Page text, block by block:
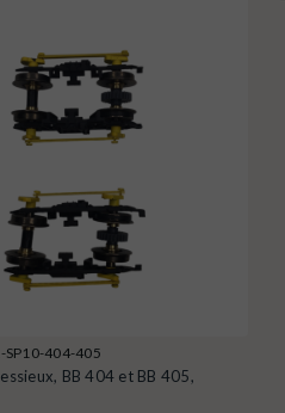
SP10-404-405
BB 404 et BB 405,